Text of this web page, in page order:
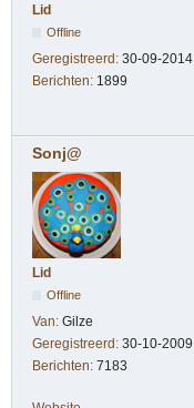
Lid
Offline
Geregistreerd: 30-09-2014
Berichten: 1899
Sonj@
Lid
Offline
Van: Gilze
Geregistreerd: 30-10-2009
Berichten: 7183